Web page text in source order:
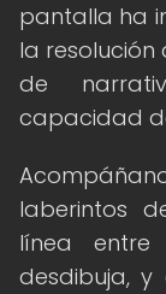
pantalla ha
la resolución
de
capacidad
laberintos
línea
desdibuja,